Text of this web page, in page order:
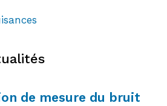
de mesure du bruit